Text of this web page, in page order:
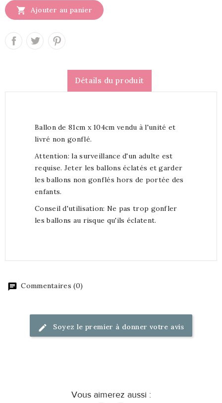
 Ajouter au panier
Détails du produit
Ballon de 81cm x 104cm vendu à l'unité et
livré non gonflé.
Attention: la surveillance d'un adulte est
requise. Jeter les ballons éclatés et garder
les ballons non gonflés hors de portée des
enfants.
Conseil d'utilisation: Ne pas trop gonfler
les ballons au risque qu'ils éclatent.
Commentaires (0)
Soyez le premier à donner votre avis
Vous aimerez aussi :